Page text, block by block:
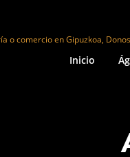
o comercio en Gipuzkoa,
Inicio